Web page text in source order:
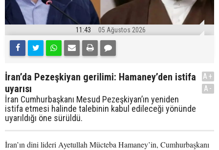
11:43 05 Ağustos 2026
İran’da Pezeşkiyan gerilimi: Hamaney’den istifa
uyarısı
İran Cumhurbaşkanı Mesud Pezeşkiyan’ın yeniden
istifa etmesi halinde talebinin kabul edileceği yönünde
uyarıldığı öne sürüldü.
A+
A-
İran’ın dini lideri Ayetullah Mücteba Hamaney’in, Cumhurbaşkanı